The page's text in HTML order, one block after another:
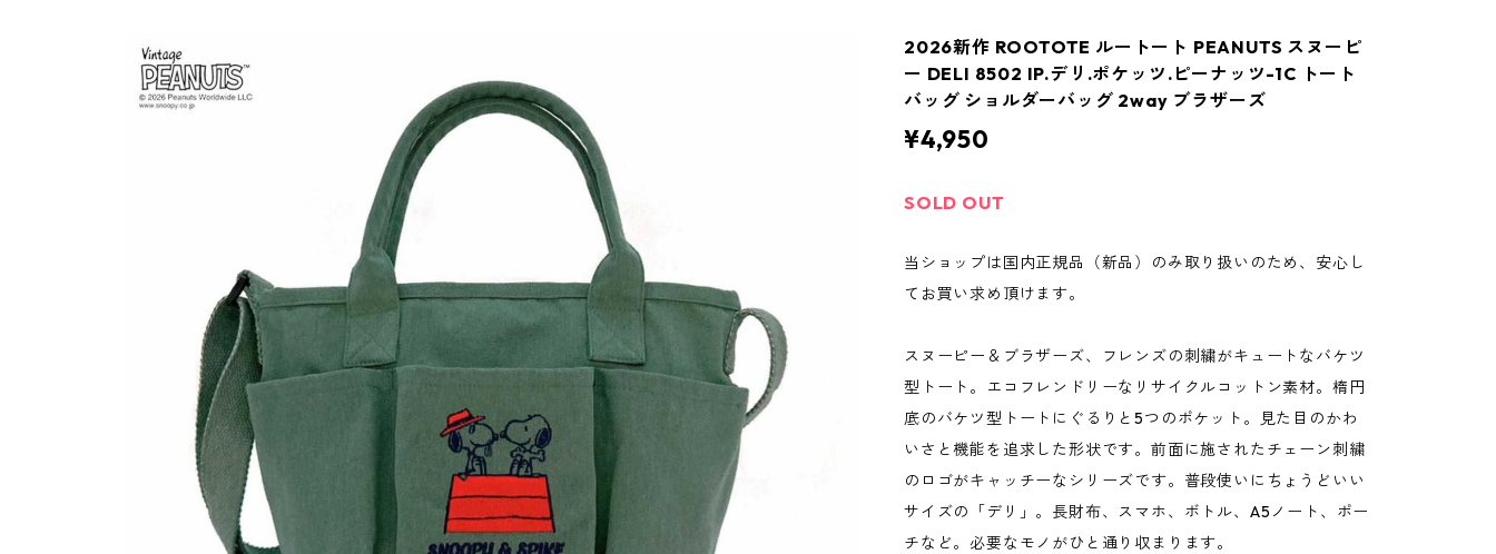
2026新作 ROOTOTE ルートート PEANUTS スヌーピ
ー DELI 8502 IP.デリ.ポケッツ.ピーナッツ-1C トート
バッグ ショルダーバッグ 2way ブラザーズ
¥4,950
SOLD OUT
当ショップは国内正規品（新品）のみ取り扱いのため、安心し
てお買い求め頂けます。
スヌーピー＆ブラザーズ、フレンズの刺繍がキュートなバケツ
型トート。エコフレンドリーなリサイクルコットン素材。楕円
底のバケツ型トートにぐるりと5つのポケット。見た目のかわ
いさと機能を追求した形状です。前面に施されたチェーン刺繍
のロゴがキャッチーなシリーズです。普段使いにちょうどいい
サイズの「デリ」。長財布、スマホ、ボトル、A5ノート、ポー
チなど。必要なモノがひと通り収まります。